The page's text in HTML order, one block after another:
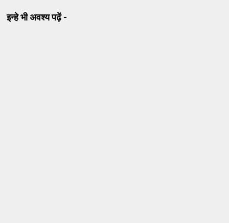
इन्हे भी अवश्य पढ़ें -